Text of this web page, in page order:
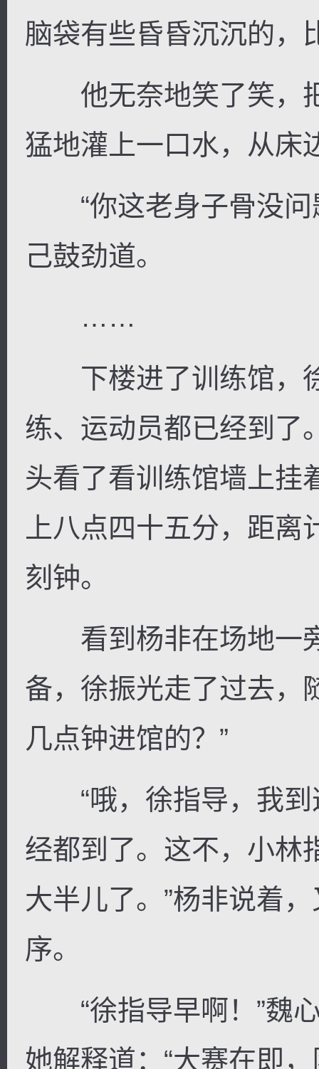
脑袋有些昏昏沉沉的，
他无奈地笑了笑，
猛地灌上一口水，从床
“你这老身子骨没问
己鼓劲道。
……
下楼进了训练馆，
练、运动员都已经到了
头看了看训练馆墙上挂
上八点四十五分，距
刻钟。
看到杨非在场地一
备，徐振光走了过去，
几点钟进馆的？”
“哦，徐指导，我到
经都到了。这不，小林
大半儿了。”杨非说着
序。
“徐指导早啊！”魏心
她解释道：“大赛在即